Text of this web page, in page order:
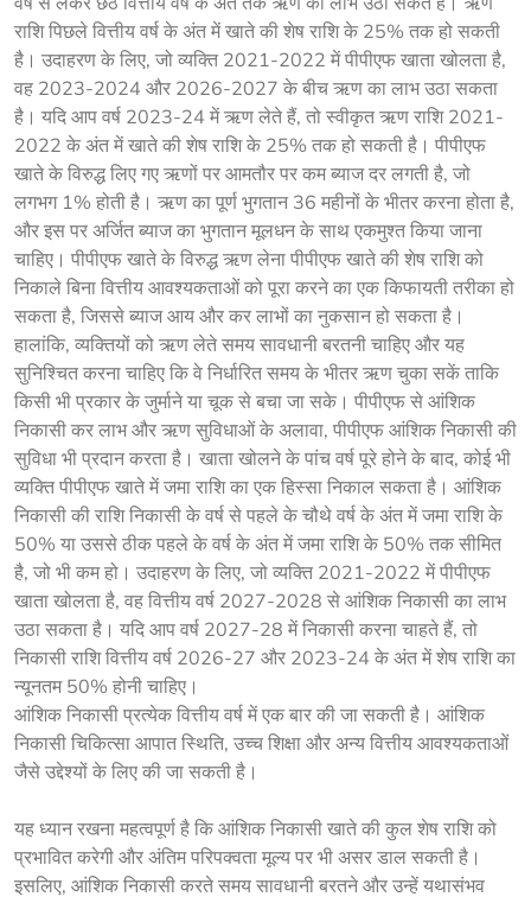
राशि पिछले वित्तीय वर्ष के अंत में खाते की शेष राशि के 25% तक हो सकती
है। उदाहरण के लिए, जो व्यक्ति 2021-2022 में पीपीएफ खाता खोलता है,
वह 2023-2024 और 2026-2027 के बीच ऋण का लाभ उठा सकता
है। यदि आप वर्ष 2023-24 में ऋण लेते हैं, तो स्वीकृत ऋण राशि 2021-
2022 के अंत में खाते की शेष राशि के 25% तक हो सकती है। पीपीएफ
खाते के विरुद्ध लिए गए ऋणों पर आमतौर पर कम ब्याज दर लगती है, जो
लगभग 1% होती है। ऋण का पूर्ण भुगतान 36 महीनों के भीतर करना होता है,
और इस पर अर्जित ब्याज का भुगतान मूलधन के साथ एकमुश्त किया जाना
चाहिए। पीपीएफ खाते के विरुद्ध ऋण लेना पीपीएफ खाते की शेष राशि को
निकाले बिना वित्तीय आवश्यकताओं को पूरा करने का एक किफायती तरीका हो
सकता है, जिससे ब्याज आय और कर लाभों का नुकसान हो सकता है।
हालांकि, व्यक्तियों को ऋण लेते समय सावधानी बरतनी चाहिए और यह
सुनिश्चित करना चाहिए कि वे निर्धारित समय के भीतर ऋण चुका सकें ताकि
किसी भी प्रकार के जुर्माने या चूक से बचा जा सके। पीपीएफ से आंशिक
निकासी कर लाभ और ऋण सुविधाओं के अलावा, पीपीएफ आंशिक निकासी की
सुविधा भी प्रदान करता है। खाता खोलने के पांच वर्ष पूरे होने के बाद, कोई भी
व्यक्ति पीपीएफ खाते में जमा राशि का एक हिस्सा निकाल सकता है। आंशिक
निकासी की राशि निकासी के वर्ष से पहले के चौथे वर्ष के अंत में जमा राशि के
50% या उससे ठीक पहले के वर्ष के अंत में जमा राशि के 50% तक सीमित
है, जो भी कम हो। उदाहरण के लिए, जो व्यक्ति 2021-2022 में पीपीएफ
खाता खोलता है, वह वित्तीय वर्ष 2027-2028 से आंशिक निकासी का लाभ
उठा सकता है। यदि आप वर्ष 2027-28 में निकासी करना चाहते हैं, तो
निकासी राशि वित्तीय वर्ष 2026-27 और 2023-24 के अंत में शेष राशि का
न्यूनतम 50% होनी चाहिए।
आंशिक निकासी प्रत्येक वित्तीय वर्ष में एक बार की जा सकती है। आंशिक
निकासी चिकित्सा आपात स्थिति, उच्च शिक्षा और अन्य वित्तीय आवश्यकताओं
जैसे उद्देश्यों के लिए की जा सकती है।
यह ध्यान रखना महत्वपूर्ण है कि आंशिक निकासी खाते की कुल शेष राशि को
प्रभावित करेगी और अंतिम परिपक्वता मूल्य पर भी असर डाल सकती है।
इसलिए, आंशिक निकासी करते समय सावधानी बरतने और उन्हें यथासंभव